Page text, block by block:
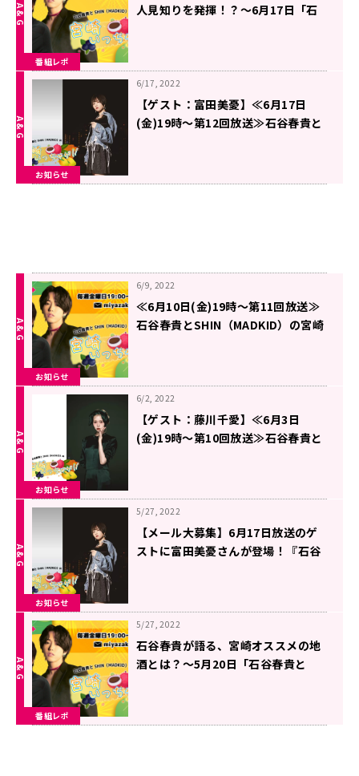
番組レポ
人見知りを発揮！？～6月17日「石
お知らせ
6/17, 2022
【ゲスト：富田美憂】≪6月17日
(金)19時～第12回放送≫石谷春貴と
お知らせ
6/9, 2022
≪6月10日(金)19時～第11回放送≫
石谷春貴とSHIN（MADKID）の宮崎
お知らせ
6/2, 2022
【ゲスト：藤川千愛】≪6月3日
(金)19時～第10回放送≫石谷春貴と
お知らせ
5/27, 2022
【メール大募集】6月17日放送のゲ
ストに富田美憂さんが登場！『石谷
番組レポ
5/27, 2022
石谷春貴が語る、宮崎オススメの地
酒とは？～5月20日「石谷春貴と